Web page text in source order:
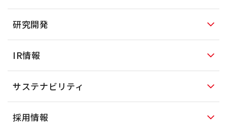
研究開発
IR情報
サステナビリティ
採用情報